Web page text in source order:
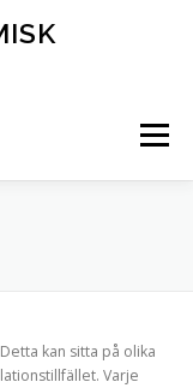
Meny
kan sitta på olika
Varje